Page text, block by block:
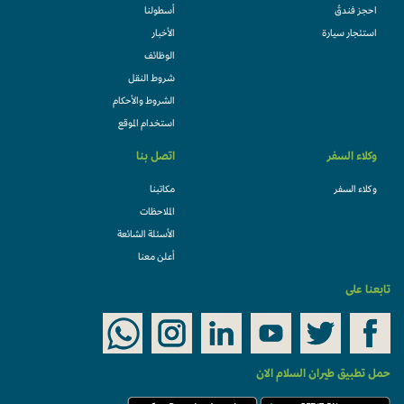
احجز فندقً
استئجار سيارة
أسطولنا
الأخبار
الوظائف
شروط النقل
الشروط والأحكام
استخدام الموقع
وكلاء السفر
وكلاء السفر
اتصل بنا
مكاتبنا
الملاحظات
الأسئلة الشائعة
أعلن معنا
تابعنا على
حمل تطبيق طيران السلام الان